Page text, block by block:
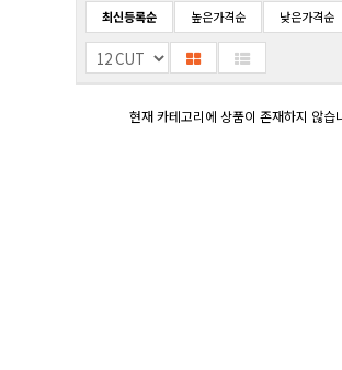
최신등록순 높은가격순 낮은가격순
현재 카테고리에 상품이 존재하지 않습